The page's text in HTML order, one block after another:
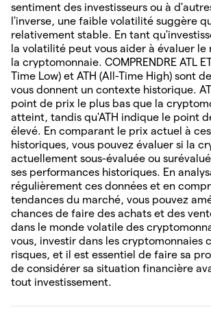
sentiment des investisseurs ou à
l'inverse, une faible volatilité suggère
relativement stable. En tant
la volatilité peut vous aider à évaluer le
la cryptomonnaie. COMPRENDRE ATL
Time Low) et ATH (All-Time High) sont
vous donnent un contexte historique.
point de prix le plus bas que la
atteint, tandis qu'ATH indique le point
élevé. En comparant le prix actuel à
historiques, vous pouvez évaluer si la
actuellement sous-évaluée ou
ses performances historiques. En
régulièrement ces données et en
tendances du marché, vous pouvez
chances de faire des achats et des
dans le monde volatile des
vous, investir dans les cryptomonnaies
risques, et il est essentiel de faire sa
de considérer sa situation financière
tout investissement.